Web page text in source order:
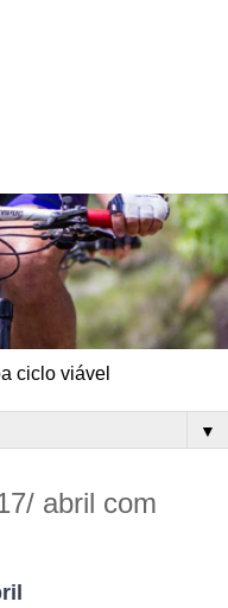
ciclo viável
▼
abril com